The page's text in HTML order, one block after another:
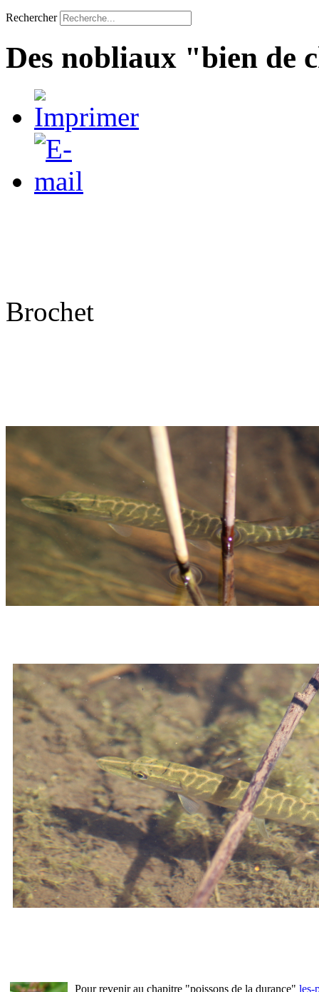
Rechercher
Des nobliaux "bien de
Brochet
Pour revenir au chapitre "poissons de la durance" les-